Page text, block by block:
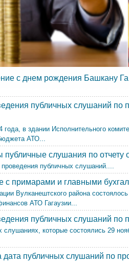
с днем рождения Башкану
публичных слушаний по
года, в здании Исполнительного
АТО...
слушания по отчету
публичных слушаний....
примарами и главными
Вулканештского района
АТО Гагаузии...
публичных слушаний по
слушаниях, которые состоялись 29
публичных слушаний по